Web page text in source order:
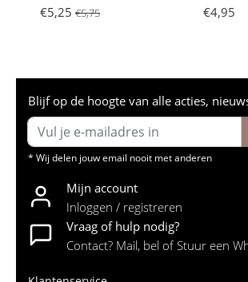
€5,25 €5,75
€4,95
Blijf op de hoogte van alle acties,
* Wij delen jouw email nooit met anderen
Mijn account
Inloggen / registreren
Vraag of hulp nodig?
Contact? Mail, bel of Stuur een